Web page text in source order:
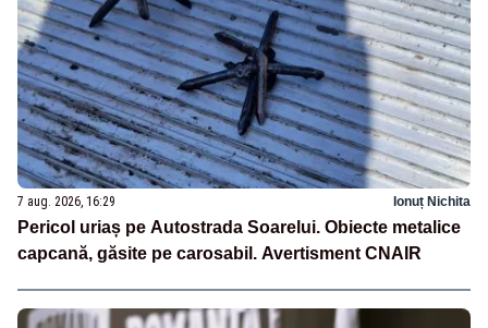
7 aug. 2026, 16:29 Ionuț Nichita
Pericol uriaș pe Autostrada Soarelui. Obiecte metalice
capcană, găsite pe carosabil. Avertisment CNAIR